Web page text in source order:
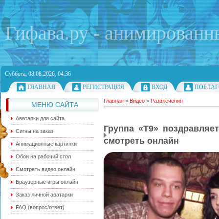
Гифава.ру -
Суббота, 08.08.2026, 04:36
ГЛАВНАЯ
РЕГИСТРАЦИЯ ВХОД
МЕНЮ САЙТА
Аватарки для сайта
Сигны на заказ
Анимационные картинки
Обои на рабочий стол
Смотреть видео онлайн
Браузерные игры онлайн
Заказ личной аватарки
FAQ (вопрос/ответ)
Главная » Видео » Развлечения
Группа «Т9»
смотреть онлайн